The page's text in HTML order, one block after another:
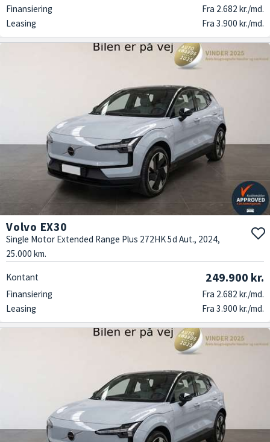
Finansiering
Fra 2.682 kr./md.
Leasing
Fra 3.900 kr./md.
Volvo EX30
Single Motor Extended Range Plus 272HK 5d Aut., 2024,
25.000 km.
Kontant 249.900 kr.
Finansiering
Fra 2.682 kr./md.
Leasing
Fra 3.900 kr./md.